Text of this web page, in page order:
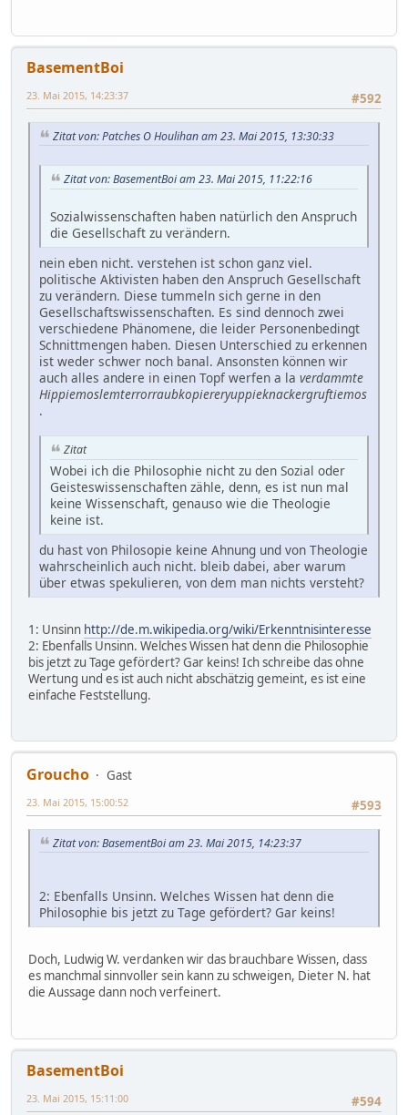
BasementBoi
#592
23. Mai 2015, 14:23:37
Zitat von: Patches O Houlihan am 23. Mai 2015, 13:30:33
Zitat von: BasementBoi am 23. Mai 2015, 11:22:16
Sozialwissenschaften haben natürlich den Anspruch
die Gesellschaft zu verändern.
nein eben nicht. verstehen ist schon ganz viel.
politische Aktivisten haben den Anspruch Gesellschaft
zu verändern. Diese tummeln sich gerne in den
Gesellschaftswissenschaften. Es sind dennoch zwei
verschiedene Phänomene, die leider Personenbedingt
Schnittmengen haben. Diesen Unterschied zu erkennen
ist weder schwer noch banal. Ansonsten können wir
auch alles andere in einen Topf werfen a la verdammte
Hippiemoslemterrorraubkopiereryuppieknackergruftiemos
.
Zitat
Wobei ich die Philosophie nicht zu den Sozial oder
Geisteswissenschaften zähle, denn, es ist nun mal
keine Wissenschaft, genauso wie die Theologie
keine ist.
du hast von Philosopie keine Ahnung und von Theologie
wahrscheinlich auch nicht. bleib dabei, aber warum
über etwas spekulieren, von dem man nichts versteht?
1: Unsinn http://de.m.wikipedia.org/wiki/Erkenntnisinteresse
2: Ebenfalls Unsinn. Welches Wissen hat denn die Philosophie
bis jetzt zu Tage gefördert? Gar keins! Ich schreibe das ohne
Wertung und es ist auch nicht abschätzig gemeint, es ist eine
einfache Feststellung.
Groucho
Gast
#593
23. Mai 2015, 15:00:52
Zitat von: BasementBoi am 23. Mai 2015, 14:23:37
2: Ebenfalls Unsinn. Welches Wissen hat denn die
Philosophie bis jetzt zu Tage gefördert? Gar keins!
Doch, Ludwig W. verdanken wir das brauchbare Wissen, dass
es manchmal sinnvoller sein kann zu schweigen, Dieter N. hat
die Aussage dann noch verfeinert.
BasementBoi
#594
23. Mai 2015, 15:11:00